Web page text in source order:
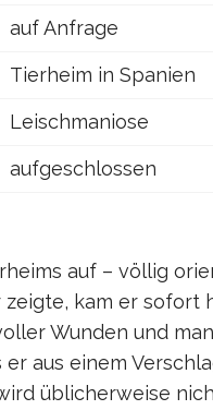
auf Anfrage
Tierheim in Spanien
Leischmaniose
aufgeschlossen
auf – völlig
kam er sofort
Wunden und
aus einem
üblicherweise